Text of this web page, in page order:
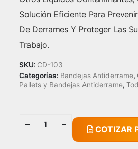
Solución Eficiente Para
De Derrames Y Proteger Las
Trabajo.
SKU: CD-103
Categorías: Bandejas Antiderrame,
Pallets y Bandejas Antiderrame,
COTIZAR